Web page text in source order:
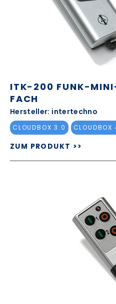
ITK-200 FUNK-
FACH
Hersteller: intertechno
CLOUDBOX 3.0 CLOUDBOX
ZUM PRODUKT >>